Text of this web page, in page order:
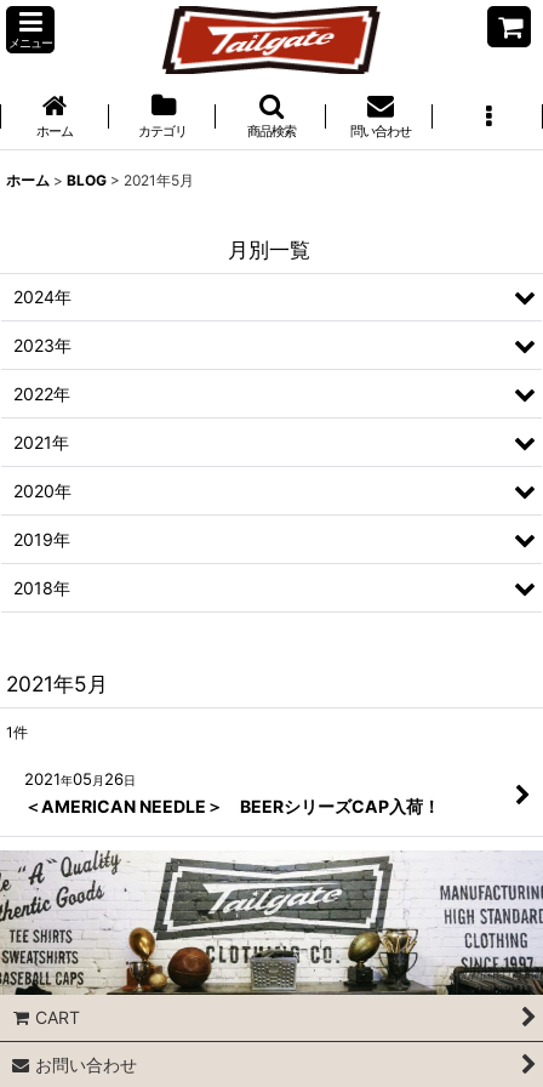
メニュー
ホーム カテゴリ 商品検索 問い合わせ
ホーム > BLOG > 2021年5月
2021年5月
1件
2021年05月 26日
＜AMERICAN NEEDLE＞ BEERシリーズCAP入荷！
月別一覧
2024年
2023年
2022年
2021年
2020年
2019年
2018年
CART
お問い合わせ